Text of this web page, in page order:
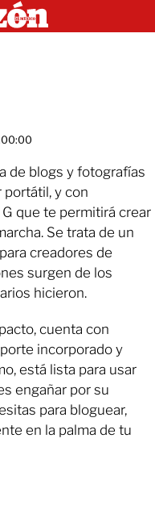
de blogs y fotografías
portátil, y con
que te permitirá crear
Se trata de un
creadores de
surgen de los
hicieron.
cuenta con
incorporado y
está lista para usar
engañar por su
para bloguear,
en la palma de tu